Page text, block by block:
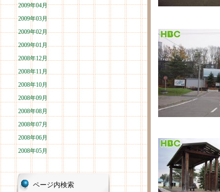
2009年04月
2009年03月
2009年02月
2009年01月
2008年12月
2008年11月
2008年10月
2008年09月
2008年08月
2008年07月
2008年06月
2008年05月
ページ内検索